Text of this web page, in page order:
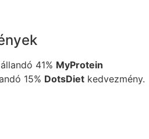
41% MyProtein
15% DotsDiet kedvezmény.